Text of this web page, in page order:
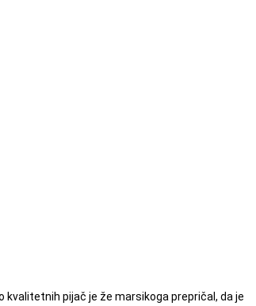
kvalitetnih pijač je že marsikoga prepričal, da je